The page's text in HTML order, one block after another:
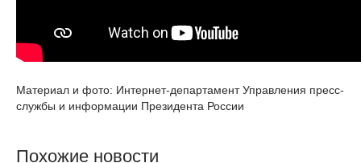
Материал и фото: Интернет-департамент Управления пресс-
службы и информации Президента России
Похожие новости